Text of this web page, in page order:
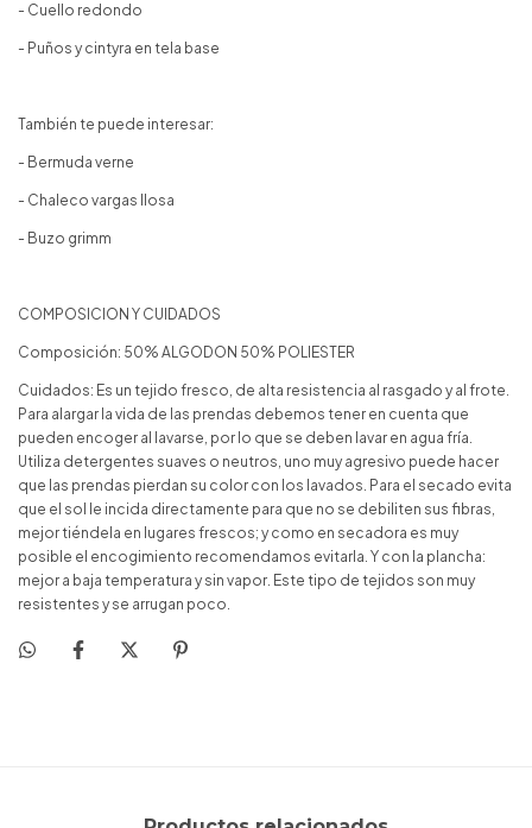
- Cuello redondo
- Puños y cintyra en tela base
También te puede interesar:
- Bermuda verne
- Chaleco vargas llosa
- Buzo grimm
COMPOSICION Y CUIDADOS
Composición: 50% ALGODON 50% POLIESTER
Cuidados: Es un tejido fresco, de alta resistencia al rasgado y al frote.
Para alargar la vida de las prendas debemos tener en cuenta que
pueden encoger al lavarse, por lo que se deben lavar en agua fría.
Utiliza detergentes suaves o neutros, uno muy agresivo puede hacer
que las prendas pierdan su color con los lavados. Para el secado evita
que el sol le incida directamente para que no se debiliten sus fibras,
mejor tiéndela en lugares frescos; y como en secadora es muy
posible el encogimiento recomendamos evitarla. Y con la plancha:
mejor a baja temperatura y sin vapor. Este tipo de tejidos son muy
resistentes y se arrugan poco.